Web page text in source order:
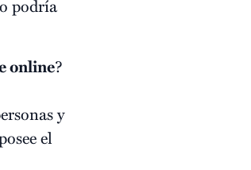
podría
online?
y
el